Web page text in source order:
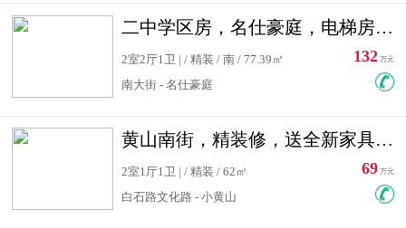
二中学区房，名仕豪庭，电梯房，双南卧室，单价低，急售
2室2厅1卫 | / 精装 / 南 / 77.39㎡
南大街 - 名仕豪庭
132 万元
黄山南街，精装修，送全新家具，看房有钥匙，实用面积大
2室1厅1卫 | / 精装 / 62㎡
白石路文化路 - 小黄山
69 万元